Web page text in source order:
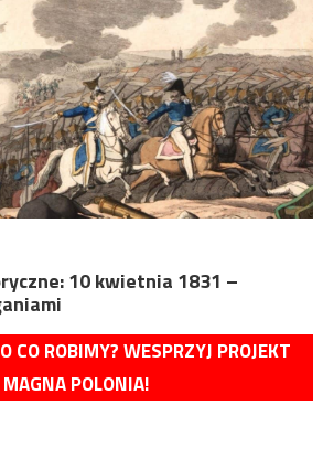
10 kwietnia 1831 –
CO ROBIMY? WESPRZYJ PROJEKT
MAGNA POLONIA!